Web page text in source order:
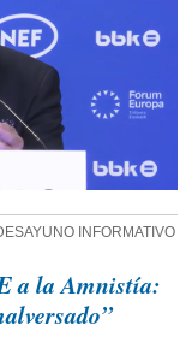
INFORMATIVO
a la Amnistía: